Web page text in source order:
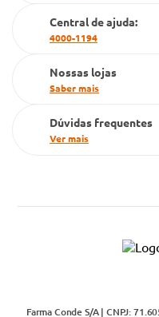
Cartão Grupo Conde
Televendas
Central de ajuda:
4000-1194
Nossas lojas
Saber mais
Dúvidas frequentes
Ver mais
Farma Conde S/A | CNPJ: